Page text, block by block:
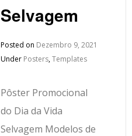
Selvagem
Posted on Dezembro 9, 2021
Under Posters,Templates
Pôster Promocional
do Dia da Vida
Selvagem Modelos de